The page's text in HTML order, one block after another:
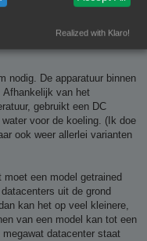
nodig. De apparatuur binnen
Afhankelijk van het
gebruikt een DC
voor de koeling. (Ik doe
ook weer allerlei varianten
een model getrained
uit de grond
kan het op veel kleinere,
van een model kan tot een
datacenter staat
Realized with Klaro!